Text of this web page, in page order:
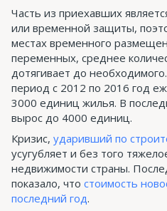
Часть из приехавших
или временной защиты,
местах временного
переменных, среднее
дотягивает до
период с 2012 по 2016 год
3000 единиц жилья. В
вырос до 4000 единиц.
Кризис, ударивший по
усугубляет и без того
недвижимости страны.
показало, что стоимость
последний год.